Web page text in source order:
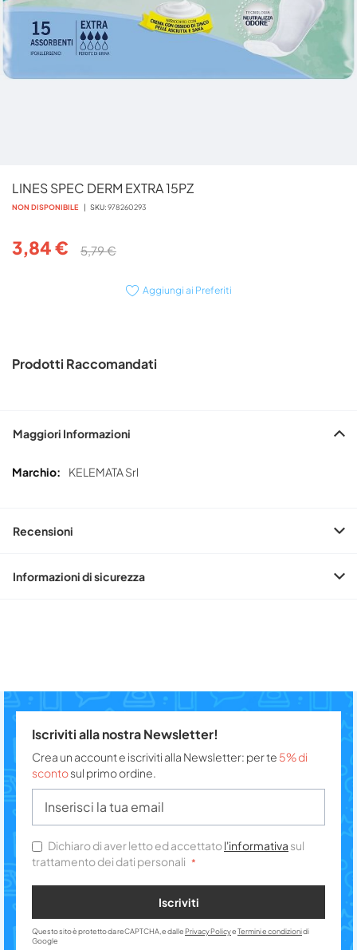
LINES SPEC DERM EXTRA 15PZ
NON DISPONIBILE SKU 978260293
3,84 € 5,79 €
Aggiungi ai Preferiti
all'inizio
della
immagini
Prodotti Raccomandati
Maggiori Informazioni
Maggiori
KELEMATA Srl
Recensioni
Informazioni di sicurezza
Iscriviti alla nostra Newsletter!
Crea un account e iscriviti alla Newsletter: per te 5% di
scontosul primo ordine.
Dichiaro di aver letto ed accettatol'informativa sul
trattamento dei dati personali
Iscriviti
Questo sito è protetto da reCAPTCHA, e dalle Privacy PolicyeTermini e condizionidi
Google